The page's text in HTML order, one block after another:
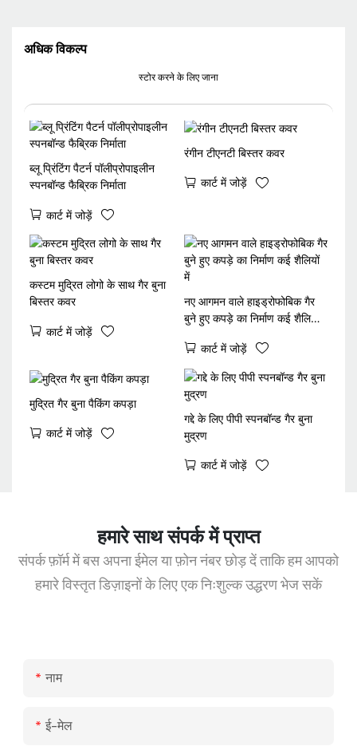
अधिक विकल्प
स्टोर करने के लिए जाना
ब्लू प्रिंटिंग पैटर्न पॉलीप्रोपाइलीन
स्पनबॉन्ड फैब्रिक निर्माता
कार्ट में जोड़ें
रंगीन टीएनटी बिस्तर कवर
कार्ट में जोड़ें
कस्टम मुद्रित लोगो के साथ गैर बुना
बिस्तर कवर
कार्ट में जोड़ें
नए आगमन वाले हाइड्रोफोबिक गैर
बुने हुए कपड़े का निर्माण कई शैलियों
कार्ट में जोड़ें
मुद्रित गैर बुना पैकिंग कपड़ा
कार्ट में जोड़ें
गद्दे के लिए पीपी स्पनबॉन्ड गैर बुना
मुद्रण
कार्ट में जोड़ें
हमारे साथ संपर्क में प्राप्त
संपर्क फ़ॉर्म में बस अपना ईमेल या फ़ोन नंबर छोड़ दें ताकि हम आपको
हमारे विस्तृत डिज़ाइनों के लिए एक निःशुल्क उद्धरण भेज सकें
नाम
ई-मेल